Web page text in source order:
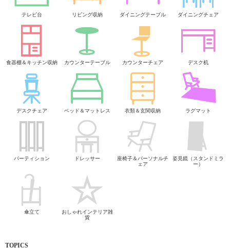
テレビ台 リビング収納 ダイニングテーブル ダイニングチェア
食器棚＆キッチン収納 カウンターテーブル カウンターチェア デスク机
デスクチェア ベッド＆マットレス 衣類＆玄関収納 ラグマット
パーティション ドレッサー
座椅子＆パーソナルチ
ェア
姿見鏡（スタンドミラ
ー）
傘立て
おしゃれインテリア雑
貨